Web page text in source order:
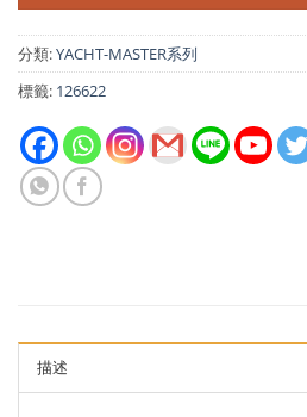
分類:YACHT-MASTER系列
標籤: 126622
描述